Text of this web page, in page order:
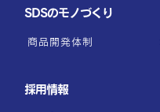
SDSのモノづくり
商品開発体制
採用情報